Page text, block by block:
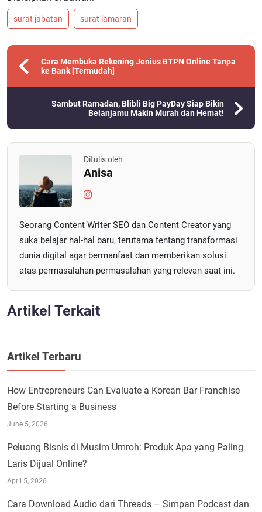
surat jabatan surat lamaran
Cara Membuka Rekening Jenius BTPN Online Tanpa
ke Bank [Termudah]
Sambut Ramadan, Blibli Big PayDay Siap Bikin
Belanjamu Makin Murah dan Hemat!
Ditulis oleh
Anisa
Seorang Content Writer SEO dan Content Creator yang
suka belajar hal-hal baru, terutama tentang transformasi
dunia digital agar bermanfaat dan memberikan solusi
atas permasalahan-permasalahan yang relevan saat ini.
Artikel Terkait
Artikel Terbaru
How Entrepreneurs Can Evaluate a Korean Bar Franchise
Before Starting a Business
June 5, 2026
Peluang Bisnis di Musim Umroh: Produk Apa yang Paling
Laris Dijual Online?
April 5, 2026
Cara Download Audio dari Threads – Simpan Podcast dan